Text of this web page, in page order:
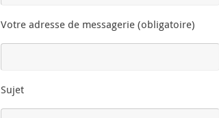
Votre adresse de messagerie (obligatoire)
Sujet